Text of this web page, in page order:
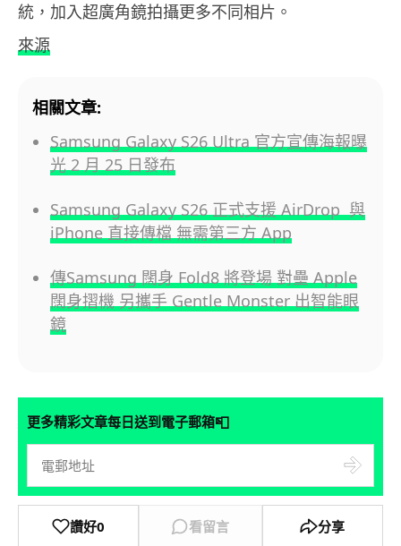
統，加入超廣角鏡拍攝更多不同相片。
來源
相關文章:
Samsung Galaxy S26 Ultra 官方宣傳海報曝
光 2 月 25 日發布
Samsung Galaxy S26 正式支援 AirDrop 與
iPhone 直接傳檔 無需第三方 App
傳Samsung 闊身 Fold8 將登場 對壘 Apple
闊身摺機 另攜手 Gentle Monster 出智能眼
鏡
更多精彩文章每日送到電子郵箱📮
讚好0 看留言 分享